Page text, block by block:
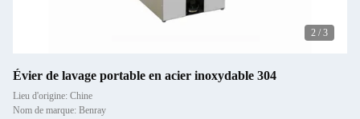
2 / 3
Évier de lavage portable en acier inoxydable 304
Lieu d'origine: Chine
Nom de marque: Benray